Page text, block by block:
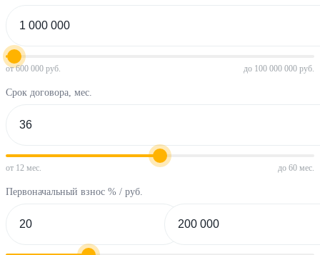
от 600 000 руб. до 100 000 000 руб.
Срок договора, мес.
от 12 мес. до 60 мес.
Первоначальный взнос % / руб.